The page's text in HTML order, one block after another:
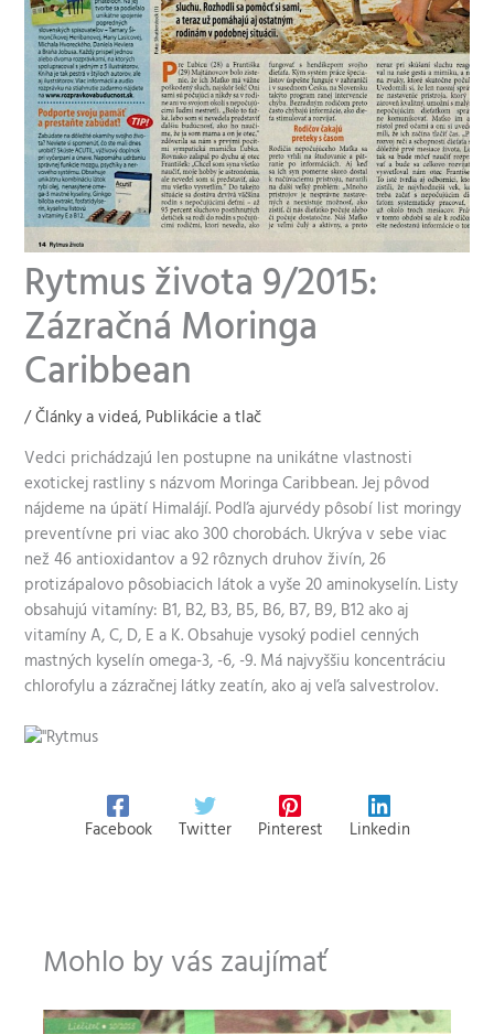
Rytmus života 9/2015:
Zázračná Moringa
Caribbean
/Články a videá, Publikácie a tlač
Vedci prichádzajú len postupne na unikátne vlastnosti
exotickej rastliny s názvom Moringa Caribbean. Jej pôvod
nájdeme na úpätí Himalájí. Podľa ajurvédy pôsobí list moringy
preventívne pri viac ako 300 chorobách. Ukrýva v sebe viac
než 46 antioxidantov a 92 rôznych druhov živín, 26
protizápalovo pôsobiacich látok a vyše 20 aminokyselín. Listy
obsahujú vitamíny: B1, B2, B3, B5, B6, B7, B9, B12 ako aj
vitamíny A, C, D, E a K. Obsahuje vysoký podiel cenných
mastných kyselín omega-3, -6, -9. Má najvyššiu koncentráciu
chlorofylu a zázračnej látky zeatín, ako aj veľa salvestrolov.
Facebook Twitter Pinterest Linkedin
Mohlo by vás zaujímať